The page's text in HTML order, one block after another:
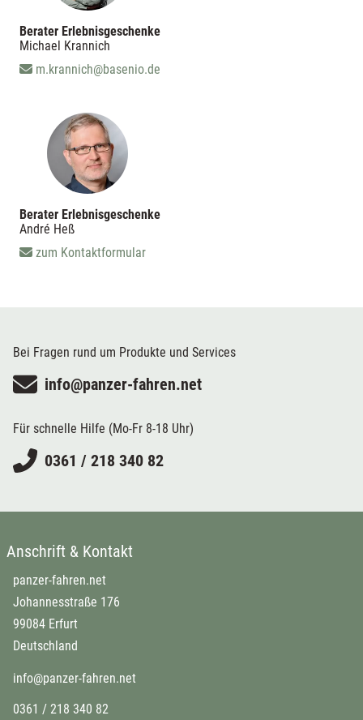
Berater Erlebnisgeschenke
Michael Krannich
m.krannich@basenio.de
Berater Erlebnisgeschenke
André Heß
zum Kontaktformular
Bei Fragen rund um Produkte und Services
info@panzer-fahren.net
Für schnelle Hilfe (Mo-Fr 8-18 Uhr)
0361 / 218 340 82
Anschrift & Kontakt
panzer-fahren.net
Johannesstraße 176
99084 Erfurt
Deutschland
info@panzer-fahren.net
0361 / 218 340 82